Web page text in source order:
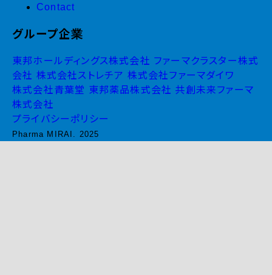
Contact
グループ企業
東邦ホールディングス株式会社 ファーマクラスター株式
会社 株式会社ストレチア 株式会社ファーマダイワ
株式会社青葉堂 東邦薬品株式会社 共創未来ファーマ
株式会社
プライバシーポリシー
Pharma MIRAI. 2025